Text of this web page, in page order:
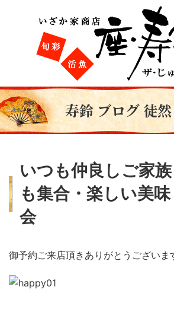
寿鈴 ブログ 徒
いつも仲良しご家
も集合・楽しい美
会
御予約ご来店頂きありがとうございま